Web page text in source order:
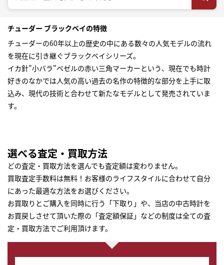
チューダー ブラックベイの特徴
チューダーの60年以上の歴史の中にある数々の人気モデルの流れ
を現在に引き継ぐブラックベイシリーズ。
イカ針"小バラ"ベゼルの赤い三角マーカーという、現在でも時計
好きのなかでは人気の高い過去の名作の特徴的な部分を上手に取
込み、現代の技術と合わせて新たなモデルとして発売されていま
す。
選べる査定・買取方法
どの査定・買取方法を選んでも査定額は変わりません。
買取査定手数料は無料！お客様のライフスタイルに合わせて自分
にあった最適な方法をお選びください。
お買取りとご購入を同時に行う「下取り」や、当店の中古時計を
お買戻しさせて頂いた際の「査定額保証」などの制度は全ての査
定・買取方法でご利用頂けます。